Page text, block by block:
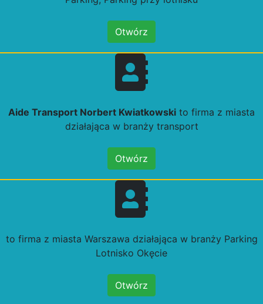
Otwórz
Aide Transport Norbert Kwiatkowski to firma z miasta
działająca w branży transport
Otwórz
to firma z miasta Warszawa działająca w branży Parking
Lotnisko Okęcie
Otwórz